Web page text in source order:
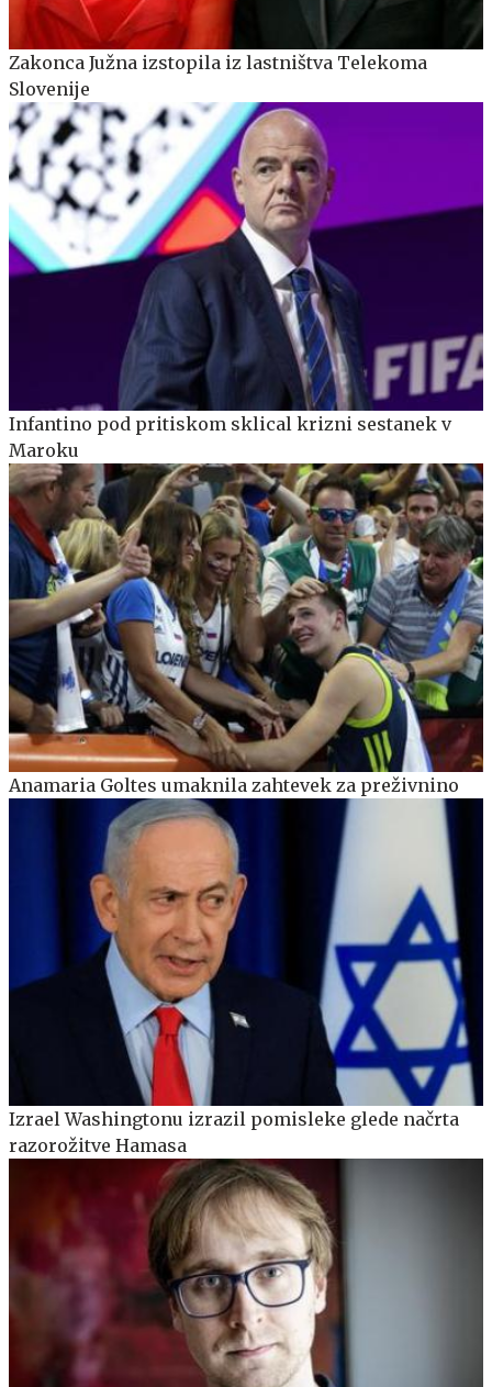
Zakonca Južna izstopila iz lastništva Telekoma
Slovenije
Infantino pod pritiskom sklical krizni sestanek v
Maroku
Anamaria Goltes umaknila zahtevek za preživnino
Izrael Washingtonu izrazil pomisleke glede načrta
razorožitve Hamasa